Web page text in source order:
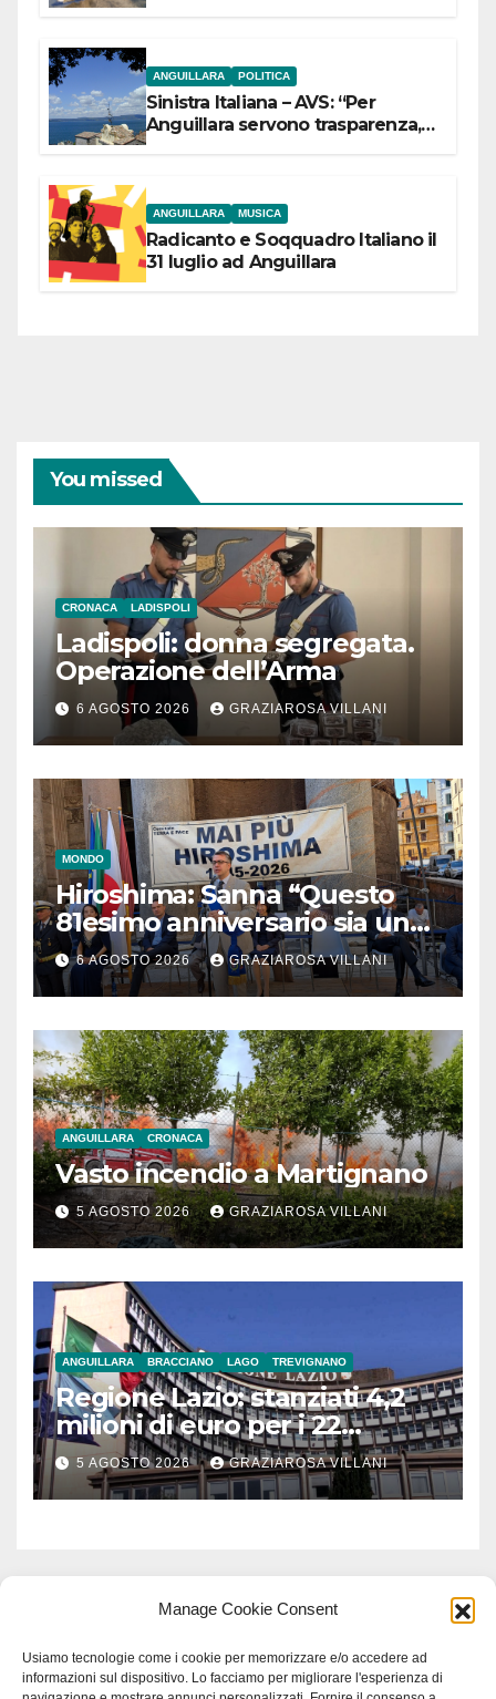
Manage Cookie Consent
Usiamo tecnologie come i cookie per memorizzare e/o accedere ad
informazioni sul dispositivo. Lo facciamo per migliorare l'esperienza di
ANGUILLARA POLITICA
Sinistra Italiana – AVS: “Per
Anguillara servono trasparenza,
ANGUILLARA MUSICA
Radicanto e Soqquadro Italiano il
31 luglio ad Anguillara
You missed
CRONACA LADISPOLI
Ladispoli: donna segregata.
Operazione dell’Arma
6 AGOSTO 2026 GRAZIAROSA VILLANI
MONDO
Hiroshima: Sanna “Questo
81esimo anniversario sia un
monito per tutti”
6 AGOSTO 2026 GRAZIAROSA VILLANI
ANGUILLARA CRONACA
Vasto incendio a Martignano
5 AGOSTO 2026 GRAZIAROSA VILLANI
ANGUILLARA BRACCIANO LAGO TREVIGNANO
Regione Lazio: stanziati 4,2
milioni di euro per i 22
Comuni dell’Etruria
Meridionale
5 AGOSTO 2026 GRAZIAROSA VILLANI